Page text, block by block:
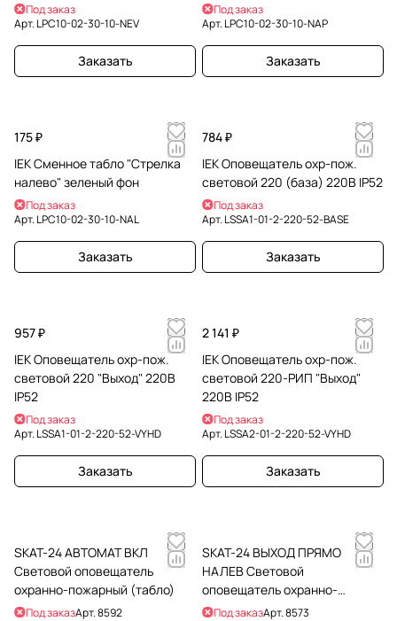
Под заказ
Арт. LPC10-02-30-10-NEV
Заказать
Под заказ
Арт. LPC10-02-30-10-NAP
Заказать
175 ₽
IEK Сменное табло "Стрелка
налево" зеленый фон
Под заказ
Арт. LPC10-02-30-10-NAL
Заказать
784 ₽
IEK Оповещатель охр-пож.
световой 220 (база) 220В IP52
Под заказ
Арт. LSSA1-01-2-220-52-BASE
Заказать
957 ₽
IEK Оповещатель охр-пож.
световой 220 "Выход" 220В
IP52
Под заказ
Арт. LSSA1-01-2-220-52-VYHD
Заказать
2 141 ₽
IEK Оповещатель охр-пож.
световой 220-РИП "Выход"
220В IP52
Под заказ
Арт. LSSA2-01-2-220-52-VYHD
Заказать
SKAT-24 АВТОМАТ ВКЛ
Световой оповещатель
охранно-пожарный (табло)
Под заказАрт.8592
SKAT-24 ВЫХОД ПРЯМО
НАЛЕВ Световой
оповещатель охранно-
пожарный (табло)
Под заказАрт.8573